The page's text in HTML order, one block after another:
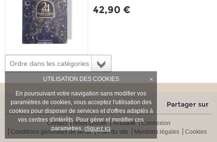
UTILISATION DES COOKIES ×
En poursuivant votre navigation sans modifier vos
paramètres de cookies, vous acceptez l'utilisation des
cookies pour disposer de services et d'offres adaptés à
vos centres d'intérêts. Pour gérer et modifier ces
paramètres, cliquez ici
42,90 €
Ordre dans les catégories
Partager sur
Contact Nous trouver Actualité
Connexion
Conditions générales de vente
Plan du site Mentions légales Cookies